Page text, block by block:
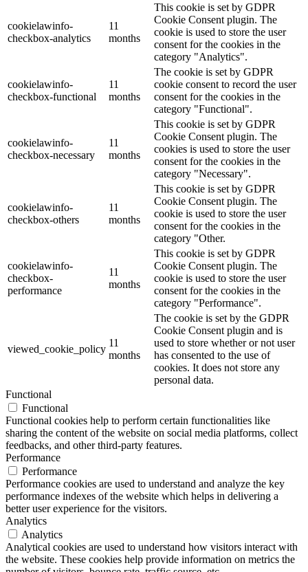
cookielawinfo-
checkbox-analytics
11
months
This cookie is set by GDPR
Cookie Consent plugin. The
cookie is used to store the user
consent for the cookies in the
category "Analytics".
cookielawinfo-
checkbox-functional
11
months
The cookie is set by GDPR
cookie consent to record the user
consent for the cookies in the
category "Functional".
cookielawinfo-
checkbox-necessary
11
months
This cookie is set by GDPR
Cookie Consent plugin. The
cookies is used to store the user
consent for the cookies in the
category "Necessary".
cookielawinfo-
checkbox-others
11
months
This cookie is set by GDPR
Cookie Consent plugin. The
cookie is used to store the user
consent for the cookies in the
category "Other.
cookielawinfo-
checkbox-
performance
11
months
This cookie is set by GDPR
Cookie Consent plugin. The
cookie is used to store the user
consent for the cookies in the
category "Performance".
viewed_cookie_policy
11
months
The cookie is set by the GDPR
Cookie Consent plugin and is
used to store whether or not user
has consented to the use of
cookies. It does not store any
personal data.
Functional
Functional
Functional cookies help to perform certain functionalities like
sharing the content of the website on social media platforms, collect
feedbacks, and other third-party features.
Performance
Performance
Performance cookies are used to understand and analyze the key
performance indexes of the website which helps in delivering a
better user experience for the visitors.
Analytics
Analytics
Analytical cookies are used to understand how visitors interact with
the website. These cookies help provide information on metrics the